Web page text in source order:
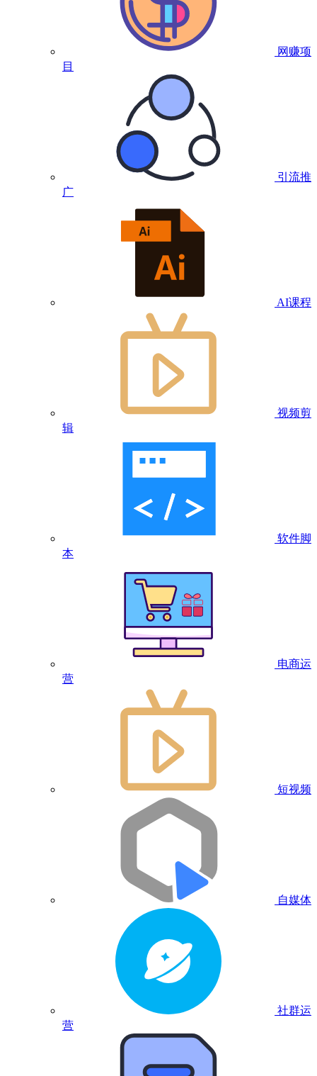
网赚项
目
引流推
广
AI课程
视频剪
辑
软件脚
本
电商运
营
短视频
自媒体
社群运
营